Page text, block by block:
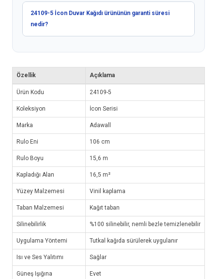
24109-5 İcon Duvar Kağıdı ürününün garanti süresi
nedir?
Özellik Açıklama
Ürün Kodu 24109-5
Koleksiyon İcon Serisi
Marka Adawall
Rulo Eni 106 cm
Rulo Boyu 15,6 m
Kapladığı Alan 16,5 m²
Yüzey Malzemesi Vinil kaplama
Taban Malzemesi Kağıt taban
Silinebilirlik %100 silinebilir, nemli bezle temizlenebilir
Uygulama Yöntemi Tutkal kağıda sürülerek uygulanır
Isı ve Ses Yalıtımı Sağlar
Güneş Işığına
Evet